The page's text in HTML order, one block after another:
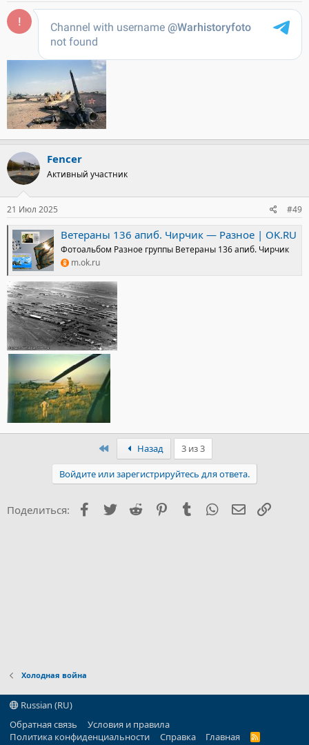
Fencer
Активный участник
21 Июл 2025 #49
Ветераны 136 апиб. Чирчик — Разное | OK.RU
Фотоальбом Разное группы Ветераны 136 апиб. Чирчик
m.ok.ru
ПервыйНазад 3 из 3
Войдите или зарегистрируйтесь для ответа.
Поделиться: Facebook
Twitter Reddit PinterestTumblr WhatsApp
Холодная война
Russian (RU)
Обратная связь
Условия и правила
Политика конфиденциальности
Справка Главная
R